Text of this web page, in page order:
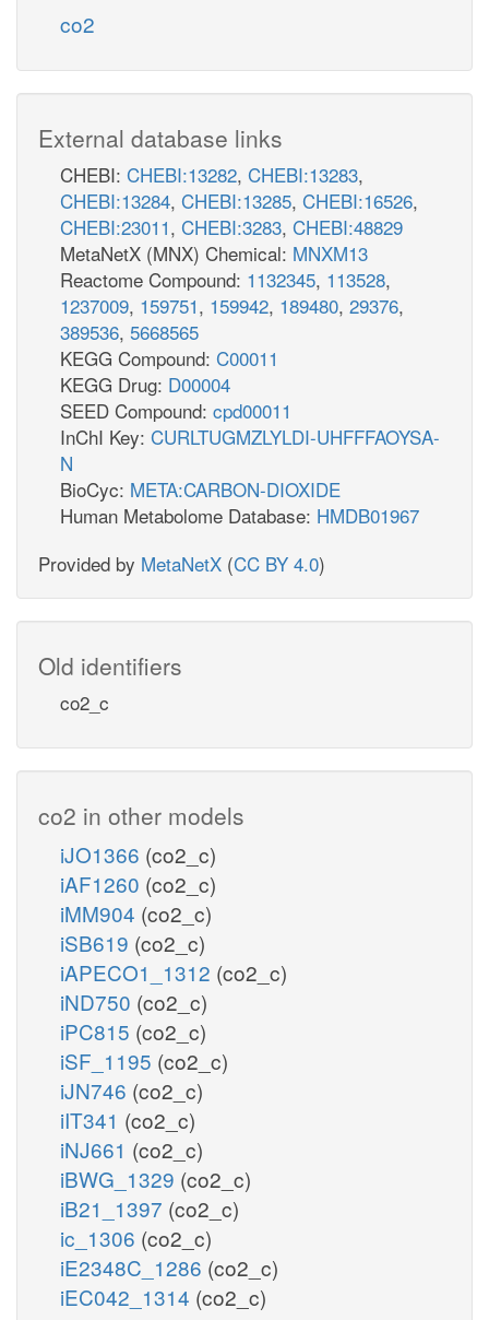
co2
External database links
CHEBI: CHEBI:13282, CHEBI:13283,
CHEBI:13284, CHEBI:13285, CHEBI:16526,
CHEBI:23011, CHEBI:3283, CHEBI:48829
MetaNetX (MNX) Chemical: MNXM13
Reactome Compound: 1132345, 113528,
1237009, 159751, 159942, 189480, 29376,
389536, 5668565
KEGG Compound: C00011
KEGG Drug: D00004
SEED Compound: cpd00011
InChI Key: CURLTUGMZLYLDI-UHFFFAOYSA-
N
BioCyc: META:CARBON-DIOXIDE
Human Metabolome Database: HMDB01967
Provided by MetaNetX (CC BY 4.0)
Old identifiers
co2_c
co2 in other models
iJO1366 (co2_c)
iAF1260 (co2_c)
iMM904 (co2_c)
iSB619 (co2_c)
iAPECO1_1312 (co2_c)
iND750 (co2_c)
iPC815 (co2_c)
iSF_1195 (co2_c)
iJN746 (co2_c)
iIT341 (co2_c)
iNJ661 (co2_c)
iBWG_1329 (co2_c)
iB21_1397 (co2_c)
ic_1306 (co2_c)
iE2348C_1286 (co2_c)
iEC042_1314 (co2_c)